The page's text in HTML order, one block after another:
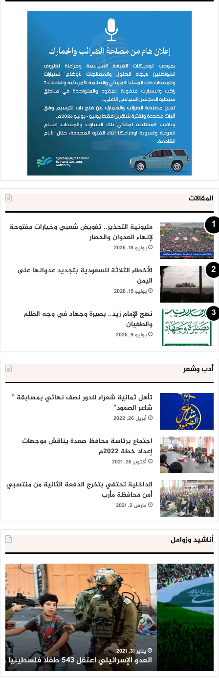
المقالات
مليونية التحذير.. تفويض شعبي وخيارات مفتوحة
لإنهاء العدوان والحصار
يوليو 18, 2026
الأخطاء الثلاثة للسعودية بتجديد عدوانها على
اليمن
يوليو 15, 2026
نهج الإمام زيد.. بصيرة وجهاد في وجه الظلم
والطغيان
يوليو 9, 2026
أدب وشعر
تأهل ثمانية شعراء للدور نصف نهائي بمسابقة ”
شاعر الصمود”
أبريل 26, 2022
اجتماع برئاسة محافظ صعدة يناقش موجهات
إعداد خطة 2022م
أكتوبر 26, 2021
الداخلية تحتفي بتخرج الدفعة الثانية من منتسبي
أمن محافظة مأرب
مارس 2, 2021
أناشيد وزوامل
العدو
الإسرائيلي
اعتقل
543
طفلا
فلسطينيا
خلال
2020
يناير 31, 2021
العدو الإسرائيلي اعتقل 543 طفلا فلسطينيا خلال 2020